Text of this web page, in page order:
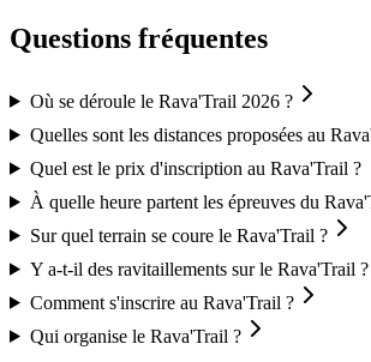
Questions fréquentes
Où se déroule le Rava'Trail 2026 ?
Quelles sont les distances proposées au
Quel est le prix d'inscription au Rava'Trail ?
À quelle heure partent les épreuves du
Sur quel terrain se coure le Rava'Trail ?
Y a-t-il des ravitaillements sur le Rava'Trail ?
Comment s'inscrire au Rava'Trail ?
Qui organise le Rava'Trail ?